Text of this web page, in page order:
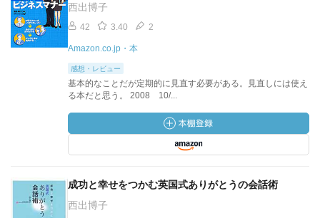
西出博子
42 3.40 2
Amazon.co.jp・本
感想・レビュー
基本的なことだが定期的に見直す必要がある。見直しには使え
る本だと思う。 2008 10/...
成功と幸せをつかむ英国式ありがとうの会話術
西出博子